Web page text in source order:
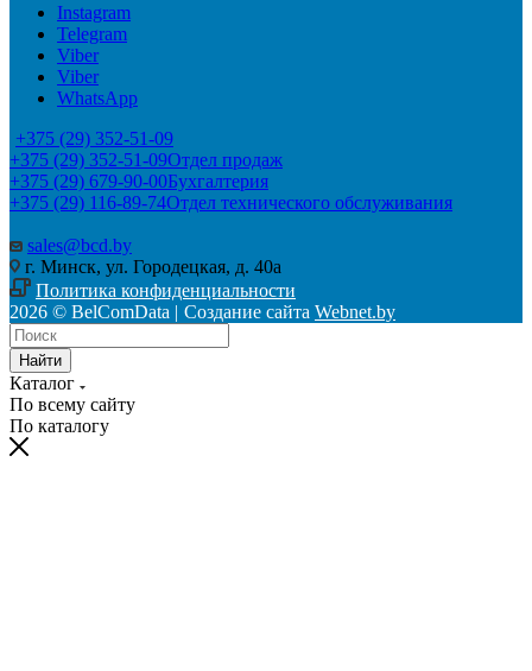
Instagram
Telegram
Viber
Viber
WhatsApp
+375 (29) 352-51-09
+375 (29) 352-51-09Отдел продаж
+375 (29) 679-90-00Бухгалтерия
+375 (29) 116-89-74Отдел технического обслуживания
sales@bcd.by
г. Минск, ул. Городецкая, д. 40а
Политика конфиденциальности
2026 © BelComData | Создание сайта Webnet.by
Найти
Каталог
По всему сайту
По каталогу